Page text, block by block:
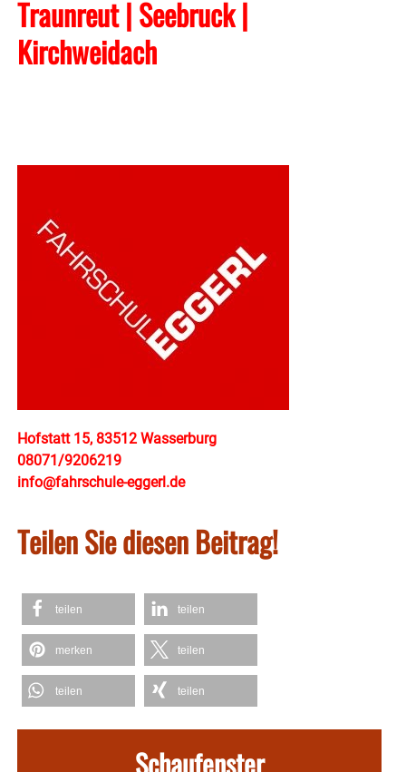
Traunreut | Seebruck |
Kirchweidach
Hofstatt 15, 83512 Wasserburg
08071/9206219
info@fahrschule-eggerl.de
Teilen Sie diesen Beitrag!
teilen teilen
merken teilen
teilen teilen
Schaufenster